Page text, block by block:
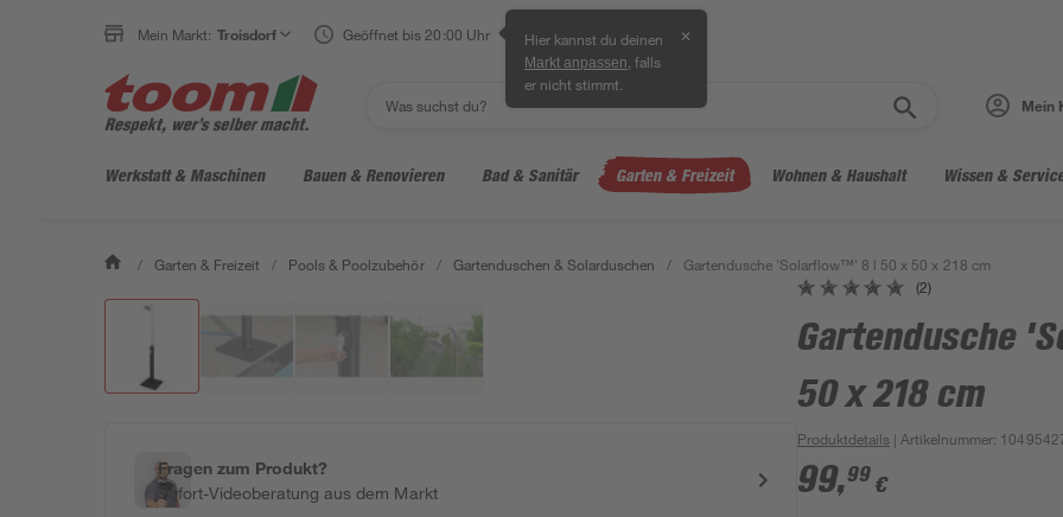
Mein Markt: Troisdorf Geöffnet bis 20:00 Uhr Hier kannst du deinen
Markt anpassen , falls
er nicht stimmt.
✕
Mein
Werkstatt & Maschinen Bauen & Renovieren Bad & Sanitär Garten & Freizeit Wohnen & Haushalt Wissen &
/ Garten & Freizeit / Pools & Poolzubehör / Gartenduschen & Solarduschen / Gartendusche 'Solarflow™' 8 l 50 x 50 x 218 cm
Fragen zum Produkt?
Sofort-Videoberatung aus dem Markt
(2)
Gartendusche
50 x 218 cm
Produktdetails | Artikelnummer:
99,99 €